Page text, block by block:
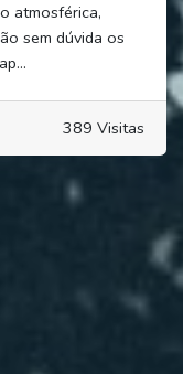
atmosférica,
sem dúvida os
389 Visitas